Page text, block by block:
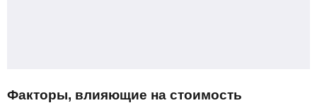
Факторы, влияющие на стоимость